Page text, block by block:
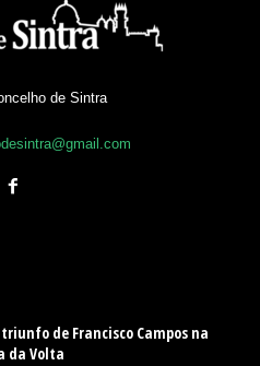
de Sintra
de Francisco Campos na
da Volta